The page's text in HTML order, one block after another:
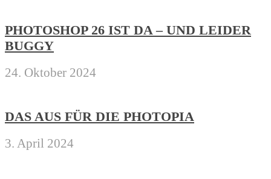
PHOTOSHOP 26 IST DA – UND LEIDER
BUGGY
24. Oktober 2024
DAS AUS FÜR DIE PHOTOPIA
3. April 2024